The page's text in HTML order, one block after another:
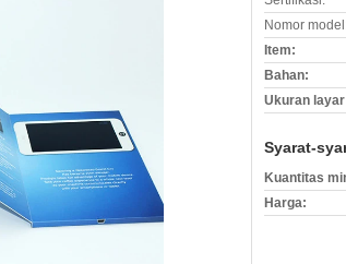
Nomor
Item:
Bahan:
Ukuran layar
Syarat-
Kuantitas
Harga: